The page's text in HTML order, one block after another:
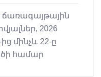
2026
մինչև 22-ը
համար